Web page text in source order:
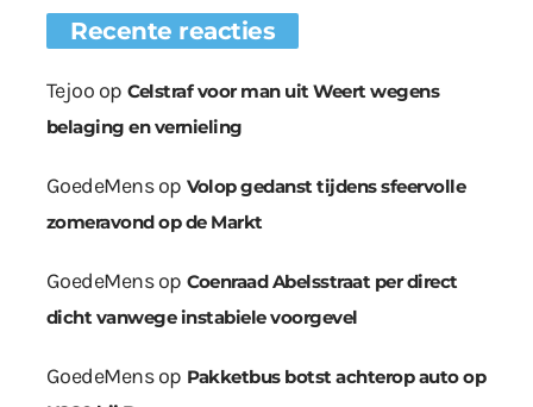
Recente reacties
Tejoo op Celstraf voor man uit Weert wegens
belaging en vernieling
GoedeMensop Volop gedanst tijdens sfeervolle
zomeravond op de Markt
GoedeMensop Coenraad Abelsstraat per direct
dicht vanwege instabiele voorgevel
GoedeMensop Pakketbus botst achterop auto op